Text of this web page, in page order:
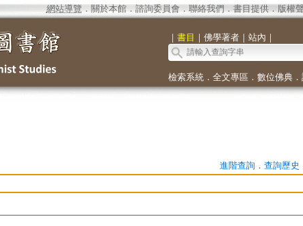
網站導覽 ． 關於本館． 諮詢委員會． 聯絡我們 ． 書目提供． 版權
｜ 書目 ｜ 佛學著者｜ 站內 ｜
檢索系統． 全文專區 ． 數位佛典．
進階查詢． 查詢歷史